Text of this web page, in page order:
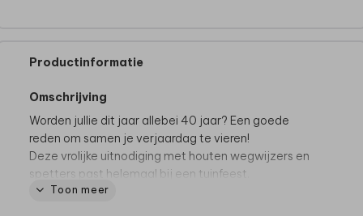
Productinformatie
Omschrijving
Worden jullie dit jaar allebei 40 jaar? Een goede
reden om samen je verjaardag te vieren!
Deze vrolijke uitnodiging met houten wegwijzers en
spetters past helemaal bij een tuinfeest.
Toon meer